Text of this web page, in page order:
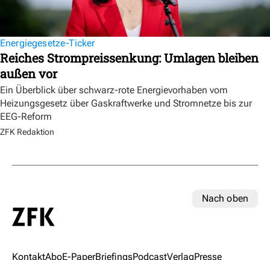
Energiegesetze-Ticker
Reiches Strompreissenkung: Umlagen bleiben
außen vor
Ein Überblick über schwarz-rote Energievorhaben vom
Heizungsgesetz über Gaskraftwerke und Stromnetze bis zur
EEG-Reform
ZFK Redaktion
Nach oben
KontaktAboE-PaperBriefingsPodcastVerlagPresse